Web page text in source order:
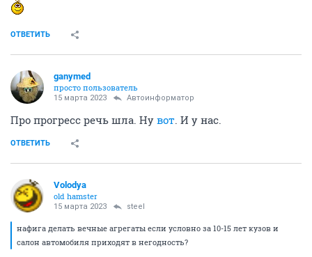
ОТВЕТИТЬ
ganymed
просто пользователь
15 марта 2023 Автоинформатор
Про прогресс речь шла. Ну вот. И у нас.
ОТВЕТИТЬ
Volodya
old hamster
15 марта 2023 steel
нафига делать вечные агрегаты если условно за 10-15 лет кузов и
салон автомобиля приходят в негодность?